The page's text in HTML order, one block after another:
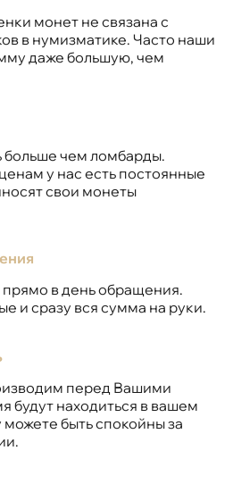
монет не связана с
в нумизматике. Часто наши
даже большую, чем
чем ломбарды.
у нас есть постоянные
свои монеты
в день обращения.
и сразу вся сумма на руки.
перед Вашими
будут находиться в вашем
быть спокойны за